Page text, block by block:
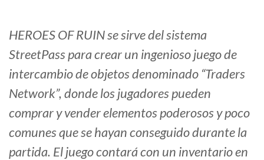
HEROES OF RUIN se sirve del sistema
StreetPass para crear un ingenioso juego de
intercambio de objetos denominado “Traders
Network”, donde los jugadores pueden
comprar y vender elementos poderosos y poco
comunes que se hayan conseguido durante la
partida. El juego contará con un inventario en